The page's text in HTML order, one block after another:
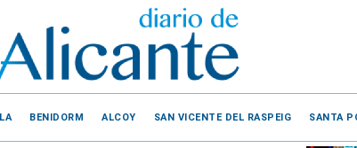
BENIDORM ALCOY SAN VICENTE DEL RASPEIG SANTA